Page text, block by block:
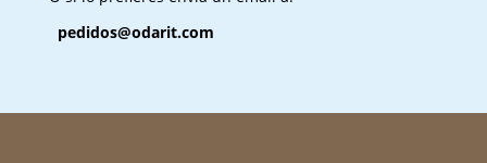
pedidos@odarit.com